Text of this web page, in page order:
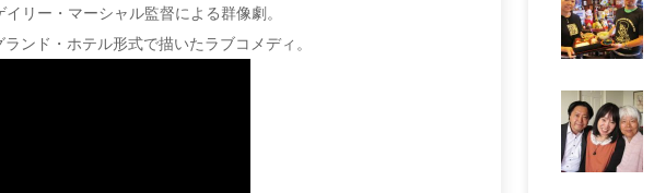
リー・マーシャル監督による群像劇。
ンド・ホテル形式で描いたラブコメディ。